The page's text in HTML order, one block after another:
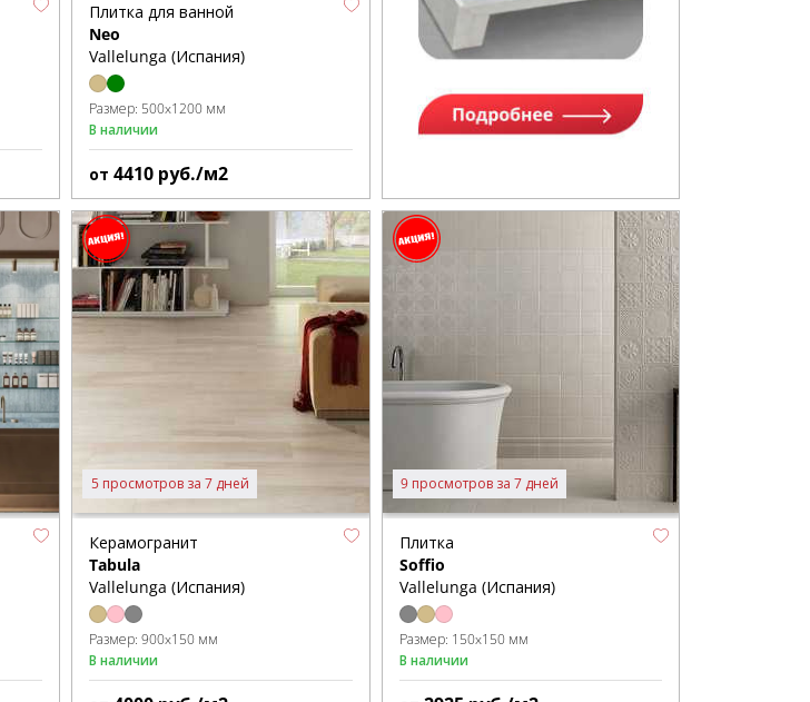
Плитка для ванной
Neo
Vallelunga (Испания)
Размер: 500x1200 мм
В наличии
от4410 руб./м2
5 просмотров за 7 дней
Керамогранит
Tabula
Vallelunga (Испания)
Размер:900x150 мм
В наличии
9 просмотров за 7 дней
Плитка
Soffio
Vallelunga (Испания)
Размер: 150x150 мм
В наличии